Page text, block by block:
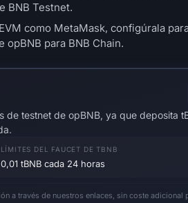
BNB Testnet.
como MetaMask, configúrala
para BNB Chain.
de testnet de opBNB, ya que deposita
LÍMITES DEL FAUCET DE TBNB
0,01 tBNB cada 24 horas
a través de nuestros enlaces, sin coste adicional